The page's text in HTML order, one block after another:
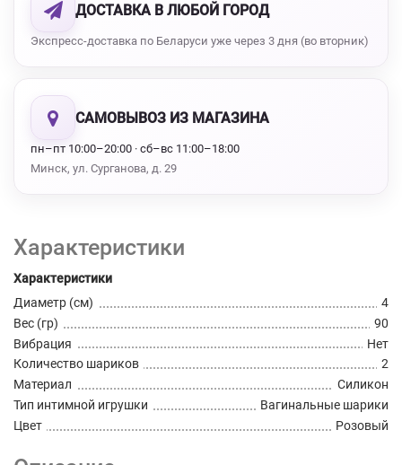
ДОСТАВКА В ЛЮБОЙ ГОРОД
Экспресс-доставка по Беларуси уже через 3 дня (во вторник)
САМОВЫВОЗ ИЗ МАГАЗИНА
пн–пт 10:00–20:00 · сб–вс 11:00–18:00
Минск, ул. Сурганова, д. 29
Характеристики
Характеристики
Диаметр (см)
4
Вес (гр)
90
Вибрация
Нет
Количество шариков
2
Материал
Силикон
Тип интимной игрушки
Вагинальные шарики
Цвет
Розовый